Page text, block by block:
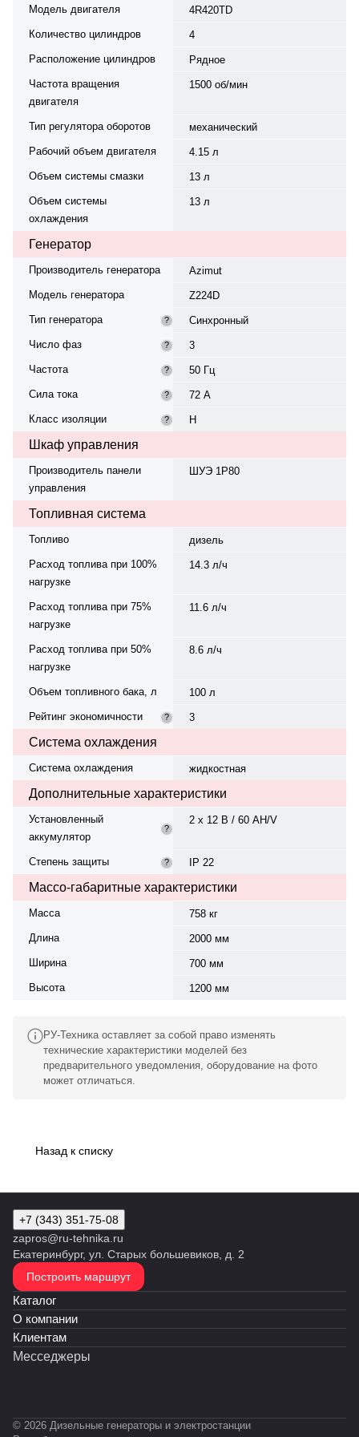
Модель двигателя
4R420TD
Количество цилиндров
4
Расположение цилиндров
Рядное
Частота вращения
двигателя
1500 об/мин
Тип регулятора оборотов
механический
Рабочий объем двигателя
4.15 л
Объем системы смазки
13 л
Объем системы
охлаждения
13 л
Генератор
Производитель генератора
Azimut
Модель генератора
Z224D
Тип генератора
?
Синхронный
Число фаз
?
3
Частота
?
50 Гц
Сила тока
?
72 А
Класс изоляции
? H
Шкаф управления
Производитель панели
управления
ШУЭ 1Р80
Топливная система
Топливо
дизель
Расход топлива при 100%
нагрузке
14.3 л/ч
Расход топлива при 75%
нагрузке
11.6 л/ч
Расход топлива при 50%
нагрузке
8.6 л/ч
Объем топливного бака, л
100 л
Рейтинг экономичности
? 3
Система охлаждения
Система охлаждения жидкостная
Дополнительные характеристики
Установленный
аккумулятор
?
2 х 12 В / 60 AH/V
Степень защиты ? IP 22
Массо-габаритные характеристики
Масса
758 кг
Длина
2000 мм
Ширина
700 мм
Высота
1200 мм
РУ-Техника оставляет за собой право изменять
технические характеристики моделей без
предварительного уведомления, оборудование на фото
может отличаться.
Назад к списку
+7 (343) 351-75-08
zapros@ru-tehnika.ru
Екатеринбург, ул. Старых большевиков, д. 2
Построить маршрут
Каталог
О компании
Клиентам
Месседжеры
© 2026 Дизельные генераторы и электростанции